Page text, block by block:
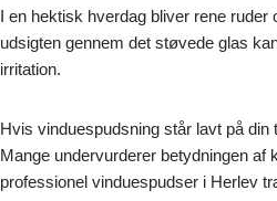
I en hektisk hverdag bliver rene ruder
udsigten gennem det støvede glas
irritation.
Hvis vinduespudsning står lavt på din
Mange undervurderer betydningen af
professionel vinduespudser i Herlev